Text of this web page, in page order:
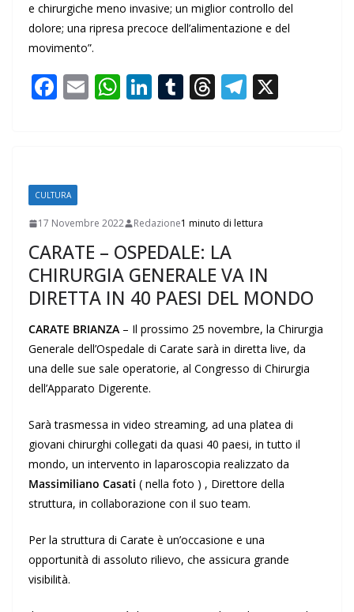
e chirurgiche meno invasive; un miglior controllo del
dolore; una ripresa precoce dell’alimentazione e del
movimento”.
F
o
o
k
E W
p
p
Li
n
T T
s
T
m
CULTURA
17 Novembre 2022 Redazione1 minuto di lettura
CARATE – OSPEDALE: LA
CHIRURGIA GENERALE VA IN
DIRETTA IN 40 PAESI DEL MONDO
CARATE BRIANZA – Il prossimo 25 novembre, la Chirurgia
Generale dell’Ospedale di Carate sarà in diretta live, da
una delle sue sale operatorie, al Congresso di Chirurgia
dell’Apparato Digerente.
Sarà trasmessa in video streaming, ad una platea di
giovani chirurghi collegati da quasi 40 paesi, in tutto il
mondo, un intervento in laparoscopia realizzato da
Massimiliano Casati ( nella foto ) , Direttore della
struttura, in collaborazione con il suo team.
Per la struttura di Carate è un’occasione e una
opportunità di assoluto rilievo, che assicura grande
visibilità.